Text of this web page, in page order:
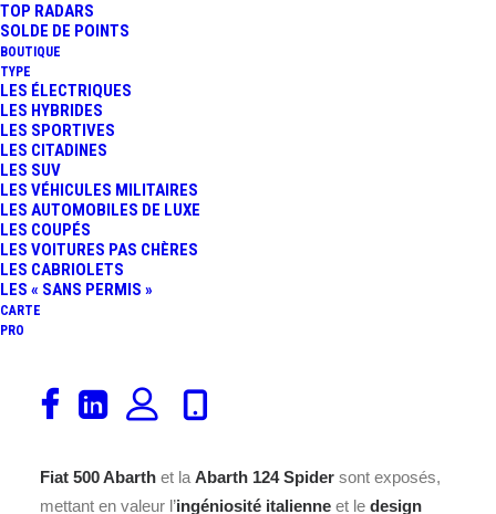
TOP RADARS
SOLDE DE POINTS
BOUTIQUE
TYPE
LES ÉLECTRIQUES
LES HYBRIDES
LES SPORTIVES
LES CITADINES
LES SUV
LES VÉHICULES MILITAIRES
LES AUTOMOBILES DE LUXE
LES COUPÉS
LES VOITURES PAS CHÈRES
LES CABRIOLETS
LES « SANS PERMIS »
CARTE
PRO
LeMusée Abarth Savigny-lès-Beaune
abarth savigny les beaune) est situé au Chateau de
Savigny, Rue Général Leclerc, Savigny-lès-Beaune dans
l’état de Bourgogne-Franche-Comté.
incontournable
. Situé à Savigny-lès-Beaune, ce musée
automobile abrite unecollection impressionnante
Fiat 500 Abarth et la Abarth 124 Spider sont exposés,
mettant en valeur l’ingéniosité italienne et le design